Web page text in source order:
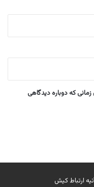
که دوباره دیدگاهی
ارتباط کیش